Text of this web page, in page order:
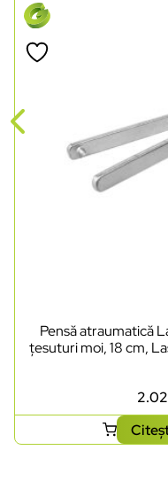
Pensă atraumatică
țesuturi moi, 18 cm,